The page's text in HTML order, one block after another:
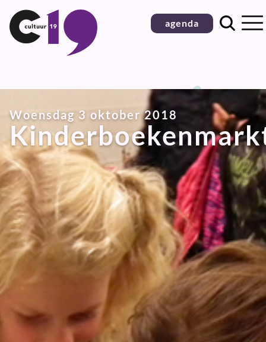
Ga
naar
inhoud
agenda
Woensdag 3 oktober 2018